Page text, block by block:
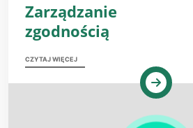
Zarządzanie
zgodnością
CZYTAJ WIĘCEJ